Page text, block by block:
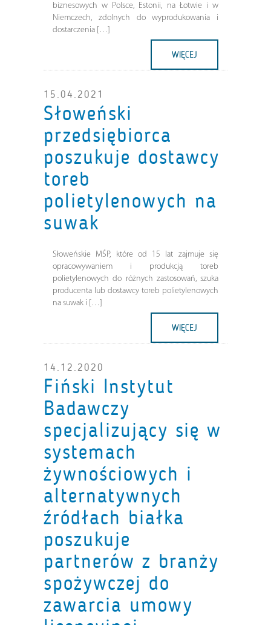
biznesowych w Polsce, Estonii, na Łotwie i w
Niemczech, zdolnych do wyprodukowania i
dostarczenia […]
WIĘCEJ
15.04.2021
Słoweński
przedsiębiorca
poszukuje dostawcy
toreb
polietylenowych na
suwak
Słoweńskie MŚP, które od 15 lat zajmuje się
opracowywaniem i produkcją toreb
polietylenowych do różnych zastosowań, szuka
producenta lub dostawcy toreb polietylenowych
na suwak i […]
WIĘCEJ
14.12.2020
Fiński Instytut
Badawczy
specjalizujący się w
systemach
żywnościowych i
alternatywnych
źródłach białka
poszukuje
partnerów z branży
spożywczej do
zawarcia umowy